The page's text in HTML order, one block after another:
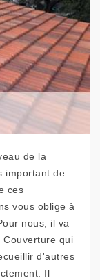
de la
important de
ces
vous oblige à
nous, il va
qui
d'autres
Il